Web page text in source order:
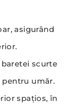
asigurând
scurte
pentru umăr.
spațios, în